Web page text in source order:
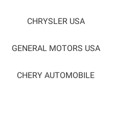
CHRYSLER USA
GENERAL MOTORS USA
CHERY AUTOMOBILE